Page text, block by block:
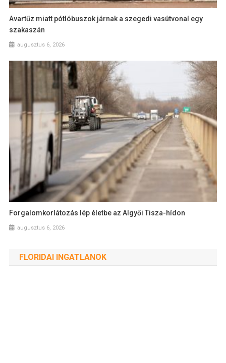
Avartűz miatt pótlóbuszok járnak a szegedi vasútvonal egy
szakaszán
augusztus 6, 2026
Forgalomkorlátozás lép életbe az Algyői Tisza-hídon
augusztus 6, 2026
FLORIDAI INGATLANOK